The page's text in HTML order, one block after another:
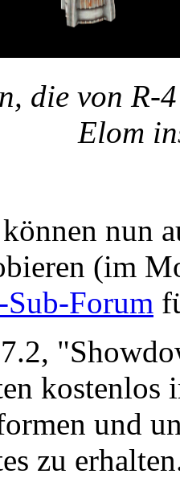
die von
Elom
nun
(im
Sub-Forum
kostenlos
und
zu